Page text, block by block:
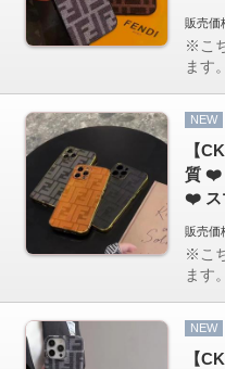
ケースDIY
新商品
セール
FOLLOW US
Web: https://www.kumacase.jp
Instagram: kumacase_jp
E-mail: kumacasestore@gmail.com
Line ID: kumacase
販売価
※こ
ます。
NEW
【
質 ❤️
❤️ ス
販売価
※こ
ます。
NEW
【